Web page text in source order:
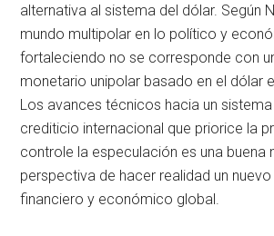
alternativa al sistema del dólar. Según
mundo multipolar en lo político y
fortaleciendo no se corresponde con
monetario unipolar basado en el dólar
Los avances técnicos hacia un
crediticio internacional que priorice la
controle la especulación es una buena
perspectiva de hacer realidad un
financiero y económico global.